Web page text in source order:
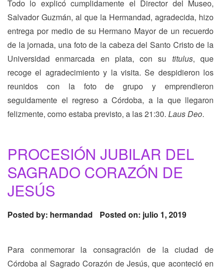
Todo lo explicó cumplidamente el Director del Museo,
Salvador Guzmán, al que la Hermandad, agradecida, hizo
entrega por medio de su Hermano Mayor de un recuerdo
de la jornada, una foto de la cabeza del Santo Cristo de la
Universidad enmarcada en plata, con su titulus, que
recoge el agradecimiento y la visita. Se despidieron los
reunidos con la foto de grupo y emprendieron
seguidamente el regreso a Córdoba, a la que llegaron
felizmente, como estaba previsto, a las 21:30. Laus Deo.
PROCESIÓN JUBILAR DEL
SAGRADO CORAZÓN DE
JESÚS
Posted by: hermandad Posted on: julio 1, 2019
Para conmemorar la consagración de la ciudad de
Córdoba al Sagrado Corazón de Jesús, que aconteció en